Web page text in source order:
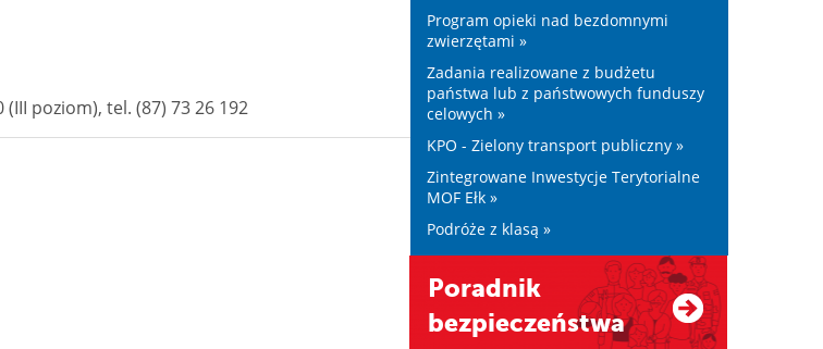
poziom), tel. (87) 73 26 192
Program opieki nad bezdomnymi
zwierzętami »
Zadania realizowane z budżetu
państwa lub z państwowych funduszy
celowych »
KPO - Zielony transport publiczny »
Zintegrowane Inwestycje Terytorialne
MOF Ełk »
Podróże z klasą »
Poradnik
bezpieczeństwa